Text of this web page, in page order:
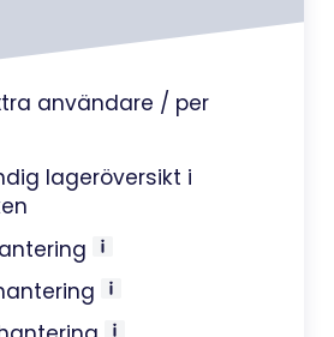
användare / per
lageröversikt i